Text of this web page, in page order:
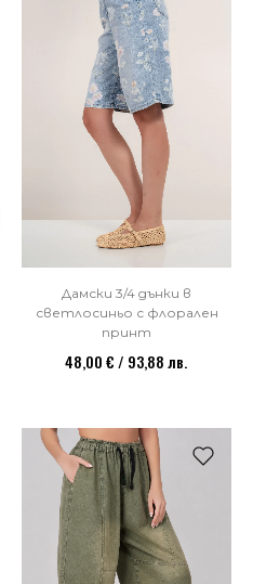
Дамски 3/4 дънки в
светлосиньо с флорален
принт
48,00 € / 93,88 лв.